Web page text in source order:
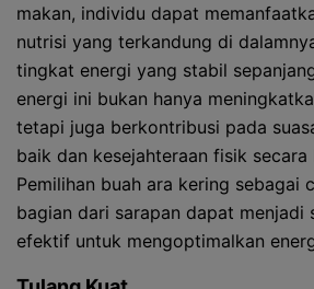
makan, individu dapat
nutrisi yang terkandung di
tingkat energi yang stabil
energi ini bukan hanya
tetapi juga berkontribusi pada
baik dan kesejahteraan fisik secara
Pemilihan buah ara kering sebagai
bagian dari sarapan dapat menjadi
efektif untuk mengoptimalkan